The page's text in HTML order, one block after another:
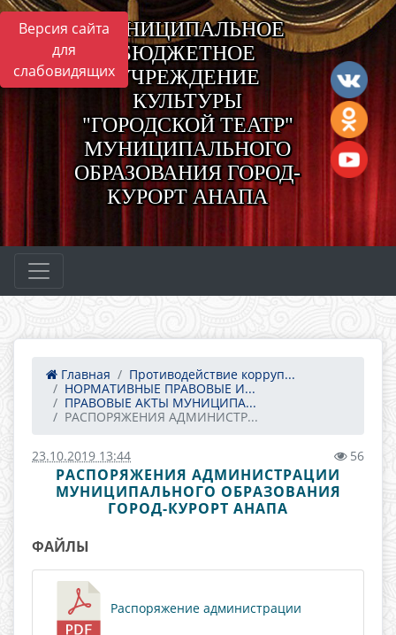
Версия сайта
для
слабовидящих
МУНИЦИПАЛЬНОЕ
БЮДЖЕТНОЕ
УЧРЕЖДЕНИЕ
КУЛЬТУРЫ
"ГОРОДСКОЙ ТЕАТР"
МУНИЦИПАЛЬНОГО
ОБРАЗОВАНИЯ ГОРОД-
КУРОРТ АНАПА
Главная
Противодействие корруп...
НОРМАТИВНЫЕ ПРАВОВЫЕ И...
ПРАВОВЫЕ АКТЫ МУНИЦИПА...
РАСПОРЯЖЕНИЯ АДМИНИСТР...
23.10.2019 13:44 56
РАСПОРЯЖЕНИЯ АДМИНИСТРАЦИИ
МУНИЦИПАЛЬНОГО ОБРАЗОВАНИЯ
ГОРОД-КУРОРТ АНАПА
ФАЙЛЫ
Распоряжение администрации